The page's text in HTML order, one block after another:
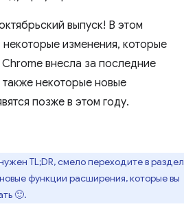
выпуск! В этом
изменения, которые
внесла за последние
некоторые новые
позже в этом году.
TL;DR, смело переходите в раздел
функции расширения, которые вы
🙂.